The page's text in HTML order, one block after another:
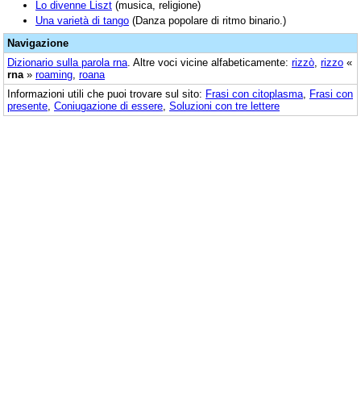
Lo divenne Liszt (musica, religione)
Una varietà di tango (Danza popolare di ritmo binario.)
Navigazione
Dizionario sulla parola rna . Altre voci vicine alfabeticamente: rizzò rizzo «
rna » roaming roana
Informazioni utili che puoi trovare sul sito: Frasi con citoplasma Frasi con
presente Coniugazione di essere Soluzioni con tre lettere